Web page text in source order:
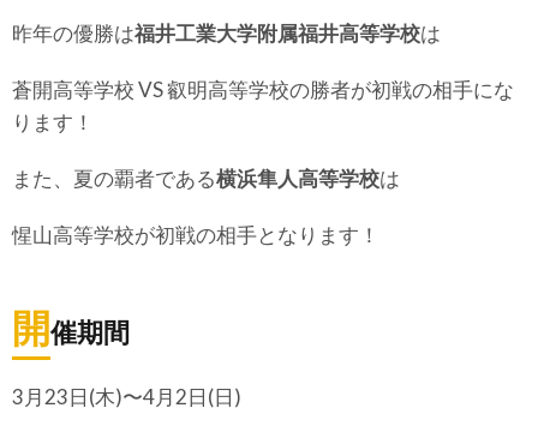
昨年の優勝は福井工業大学附属福井高等学校は
蒼開高等学校 VS 叡明高等学校の勝者が初戦の相手にな
ります！
また、夏の覇者である横浜隼人高等学校は
惺山高等学校が初戦の相手となります！
開催期間
3月23日(木)〜4月2日(日)